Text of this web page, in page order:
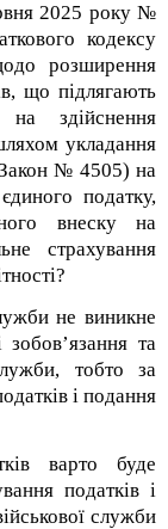
2025 року №
кодексу
розширення
що підлягають
здійснення
укладання
Закон № 4505) на
податку,
внеску на
страхування
не виникне
та
тобто за
і подання
варто буде
податків і
служби